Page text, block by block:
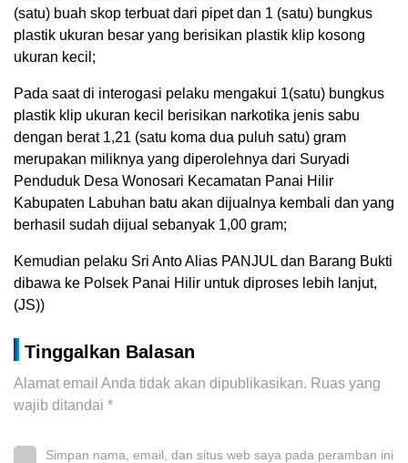
(satu) buah skop terbuat dari pipet dan 1 (satu) bungkus
plastik ukuran besar yang berisikan plastik klip kosong
ukuran kecil;
Pada saat di interogasi pelaku mengakui 1(satu) bungkus
plastik klip ukuran kecil berisikan narkotika jenis sabu
dengan berat 1,21 (satu koma dua puluh satu) gram
merupakan miliknya yang diperolehnya dari Suryadi
Penduduk Desa Wonosari Kecamatan Panai Hilir
Kabupaten Labuhan batu akan dijualnya kembali dan yang
berhasil sudah dijual sebanyak 1,00 gram;
Kemudian pelaku Sri Anto Alias PANJUL dan Barang Bukti
dibawa ke Polsek Panai Hilir untuk diproses lebih lanjut,
(JS))
Tinggalkan Balasan
Alamat email Anda tidak akan dipublikasikan. Ruas yang
wajib ditandai *
Simpan nama, email, dan situs web saya pada peramban ini